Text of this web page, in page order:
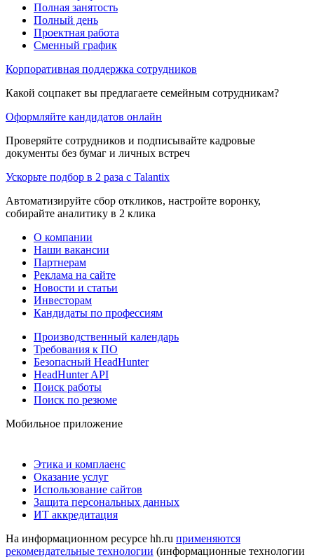
Полная занятость
Полный день
Проектная работа
Сменный график
Корпоративная поддержка сотрудников
Какой соцпакет вы предлагаете семейным сотрудникам?
Оформляйте кандидатов онлайн
Проверяйте сотрудников и подписывайте кадровые
документы без бумаг и личных встреч
Ускорьте подбор в 2 раза с Talantix
Автоматизируйте сбор откликов, настройте воронку,
собирайте аналитику в 2 клика
О компании
Наши вакансии
Партнерам
Реклама на сайте
Новости и статьи
Инвесторам
Кандидаты по профессиям
Производственный календарь
Требования к ПО
Безопасный HeadHunter
HeadHunter API
Поиск работы
Поиск по резюме
Мобильное приложение
Этика и комплаенс
Оказание услуг
Использование сайтов
Защита персональных данных
ИТ аккредитация
На информационном ресурсе hh.ru применяются
рекомендательные технологии (информационные технологии